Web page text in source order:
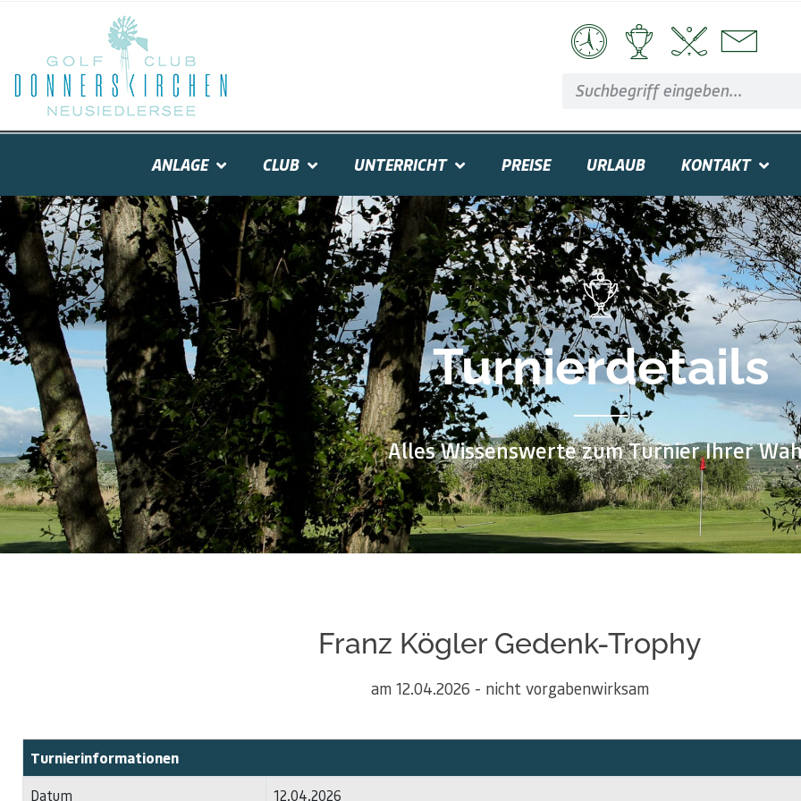
ANLAGE CLUB UNTERRICHT PREISE URLAUB KONTAKT
Turnierdetails
Alles Wissenswerte zum Turnier Ihrer
Franz Kögler Gedenk-Trophy
am 12.04.2026 - nicht vorgabenwirksam
Turnierinformationen
Datum
12.04.2026